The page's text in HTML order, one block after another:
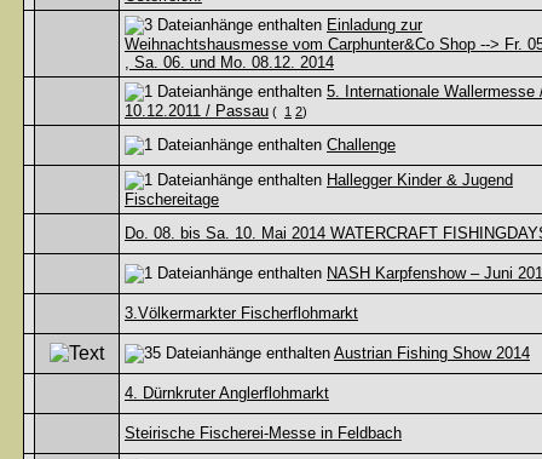
Einladung zur
Weihnachtshausmesse vom Carphunter&Co Shop --> Fr.
, Sa. 06. und Mo. 08.12. 2014
5. Internationale Wallermesse
10.12.2011 / Passau ( 1 2)
Challenge
Hallegger Kinder & Jugend
Fischereitage
Do. 08. bis Sa. 10. Mai 2014 WATERCRAFT
NASH Karpfenshow – Juni
3.Völkermarkter Fischerflohmarkt
Austrian Fishing Show 2014
4. Dürnkruter Anglerflohmarkt
Steirische Fischerei-Messe in Feldbach